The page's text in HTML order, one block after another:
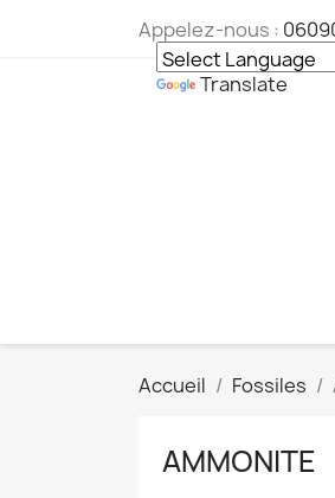
Appelez-nous :
Translate
Accueil Fossiles
AMMONITE